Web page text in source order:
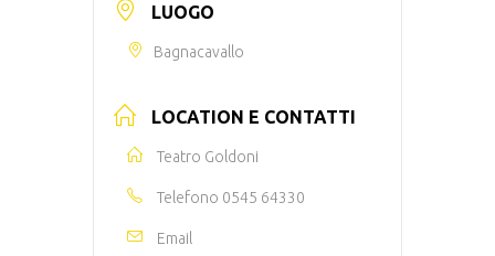
LUOGO
Bagnacavallo
LOCATION E CONTATTI
Teatro Goldoni
Telefono 0545 64330
Email